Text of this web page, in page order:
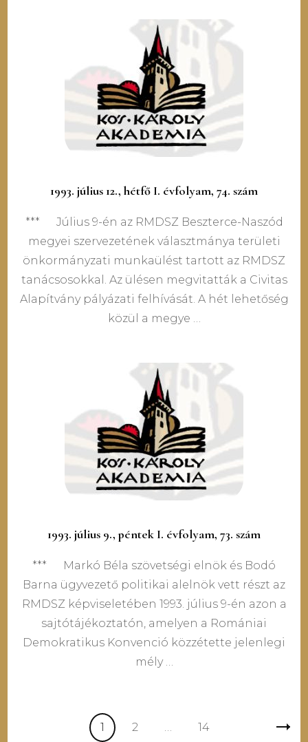
1993. július 12., hétfő I. évfolyam, 74. szám
*** Július 9-én az RMDSZ Beszterce-Naszód
megyei szervezetének választmánya területi
önkormányzati munkaülést tartott az RMDSZ
tanácsosokkal. Az ülésen megvitatták a Civitas
Alapítvány pályázati felhívását. A hét lehetőség
közül a megye …
1993. július 9., péntek I. évfolyam, 73. szám
*** Markó Béla szövetségi elnök és Bodó
Barna ügyvezető politikai alelnök vett részt az
RMDSZ képviseletében 1993. július 9-én azon a
sajtótájékoztatón, amelyen a Romániai
Demokratikus Konvenció közzétette jelenlegi
mély …
BejegyzésOldal
1 Oldal
2 … Oldal
14